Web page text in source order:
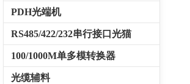
PDH光端机
RS485/422/232串行接口光猫
100/1000M单多模转换器
光缆辅料